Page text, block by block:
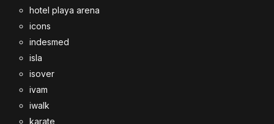
hotel playa arena
icons
indesmed
isla
isover
ivam
iwalk
karate